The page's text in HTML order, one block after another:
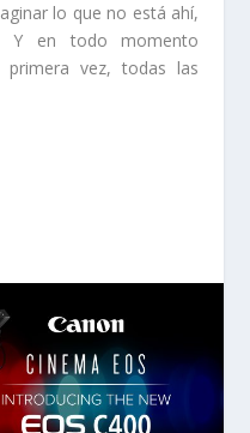
lo que no está ahí,
Y en todo momento
vez, todas las